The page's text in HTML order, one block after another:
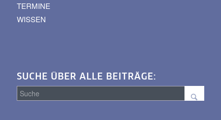
TERMINE
WISSEN
SUCHE ÜBER ALLE BEITRÄGE: